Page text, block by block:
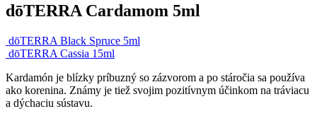
dōTERRA Cardamom 5ml
dōTERRA Black Spruce 5ml
dōTERRA Cassia 15ml
Kardamón je blízky príbuzný so zázvorom a po stáročia sa používa
ako korenina. Známy je tiež svojim pozitívnym účinkom na tráviacu
a dýchaciu sústavu.